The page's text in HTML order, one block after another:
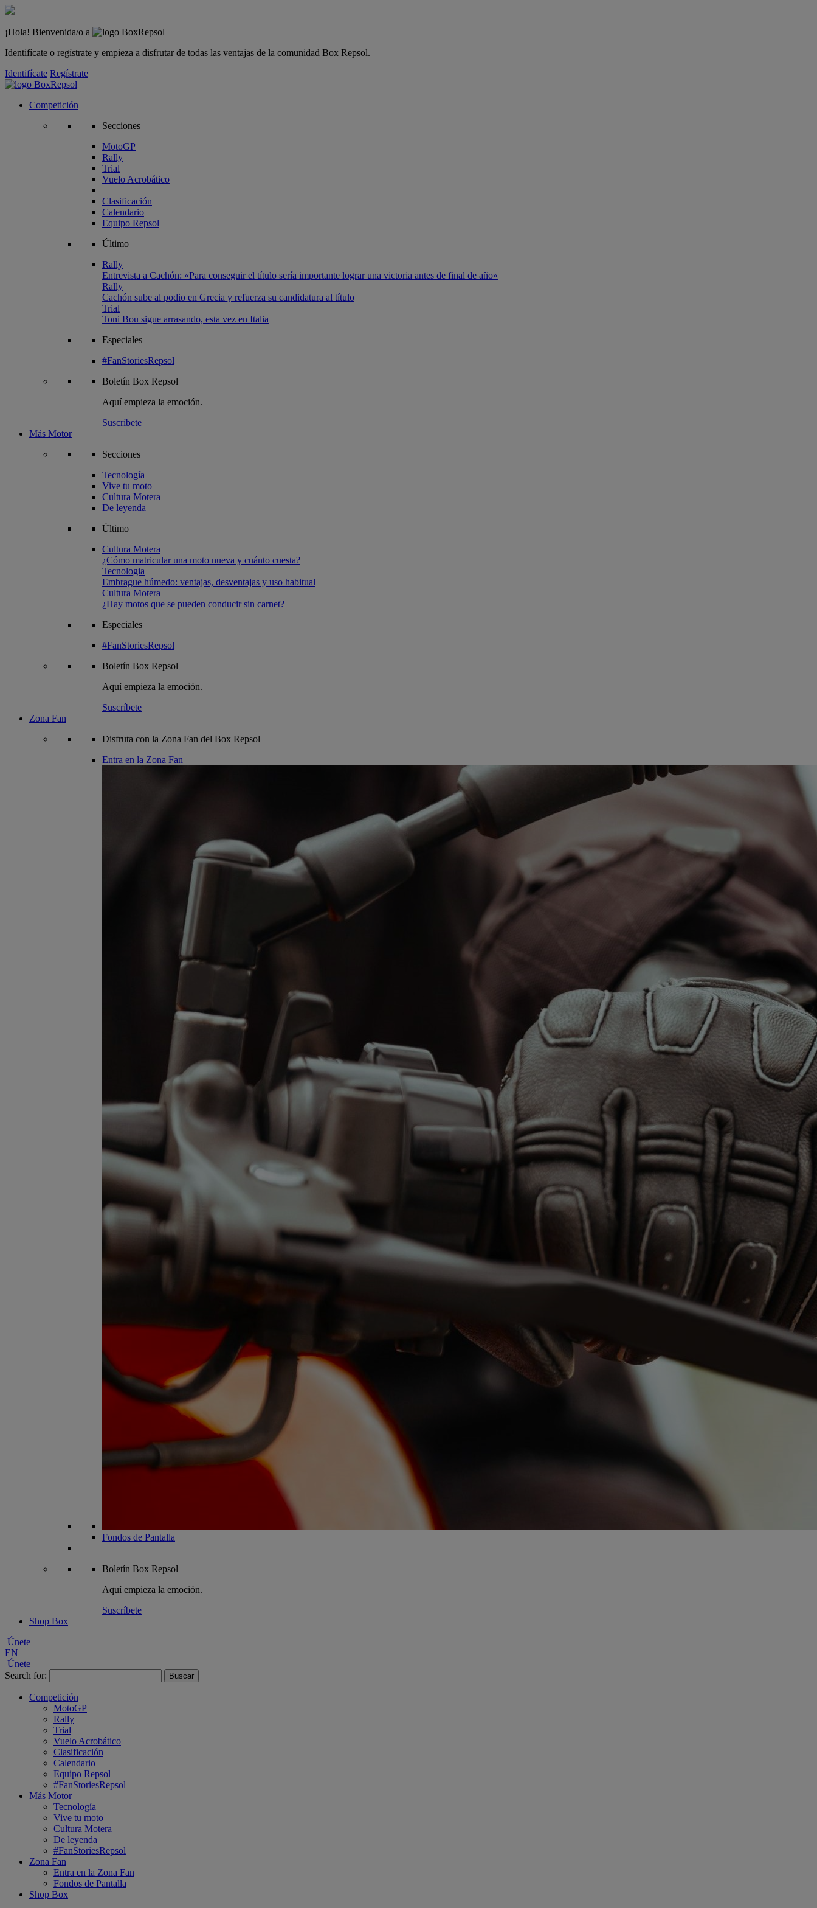
¡Hola! Bienvenida/o a
Identifícate o regístrate y empieza a disfrutar de todas las ventajas de la comunidad Box Repsol.
Identifícate Regístrate
Competición
Secciones
MotoGP
Rally
Trial
Vuelo Acrobático
Clasificación
Calendario
Equipo Repsol
Último
Rally
Entrevista a Cachón: «Para conseguir el título sería importante lograr una victoria antes de final de año»
Rally
Cachón sube al podio en Grecia y refuerza su candidatura al título
Trial
Toni Bou sigue arrasando, esta vez en Italia
Especiales
#FanStoriesRepsol
Boletín Box Repsol
Aquí empieza la emoción.
Suscríbete
Más Motor
Secciones
Tecnología
Vive tu moto
Cultura Motera
De leyenda
Último
Cultura Motera
¿Cómo matricular una moto nueva y cuánto cuesta?
Tecnologia
Embrague húmedo: ventajas, desventajas y uso habitual
Cultura Motera
¿Hay motos que se pueden conducir sin carnet?
Especiales
#FanStoriesRepsol
Boletín Box Repsol
Aquí empieza la emoción.
Suscríbete
Zona Fan
Disfruta con la Zona Fan del Box Repsol
Entra en la Zona Fan
Fondos de Pantalla
Boletín Box Repsol
Aquí empieza la emoción.
Suscríbete
Shop Box
Únete
EN
Únete
Search for:
Competición
MotoGP
Rally
Trial
Vuelo Acrobático
Clasificación
Calendario
Equipo Repsol
#FanStoriesRepsol
Más Motor
Tecnología
Vive tu moto
Cultura Motera
De leyenda
#FanStoriesRepsol
Zona Fan
Entra en la Zona Fan
Fondos de Pantalla
Shop Box